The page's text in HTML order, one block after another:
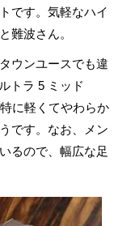
です。気軽なハイ
難波さん。
ウンユースでも違
トラ 5 ミッド
に軽くてやわらか
です。なお、メン
るので、幅広な足